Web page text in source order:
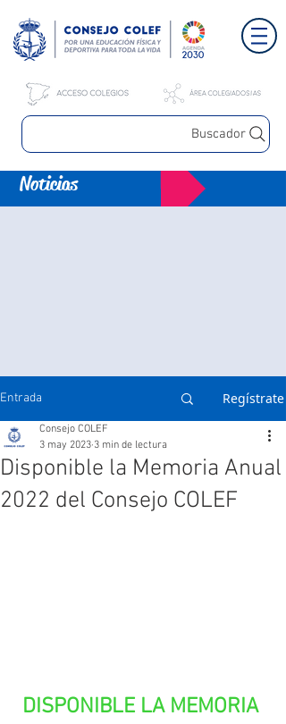
Buscador
Noticias
Entrada Regístrate
Disponible la Memoria Anual
2022 del Consejo COLEF
Consejo COLEF
3 may 2023 3 min de lectura
DISPONIBLE LA MEMORIA